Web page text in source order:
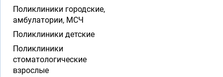
Поликлиники городские,
амбулатории, МСЧ
Поликлиники детские
Поликлиники
стоматологические
взрослые